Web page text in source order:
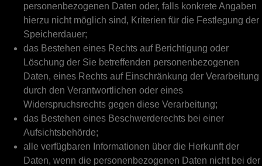
personenbezogenen Daten oder, falls konkrete Angaben
hierzu nicht möglich sind, Kriterien für die Festlegung der
Speicherdauer;
das Bestehen eines Rechts auf Berichtigung oder
Löschung der Sie betreffenden personenbezogenen
Daten, eines Rechts auf Einschränkung der Verarbeitung
durch den Verantwortlichen oder eines
Widerspruchsrechts gegen diese Verarbeitung;
das Bestehen eines Beschwerderechts bei einer
Aufsichtsbehörde;
alle verfügbaren Informationen über die Herkunft der
Daten, wenn die personenbezogenen Daten nicht bei der